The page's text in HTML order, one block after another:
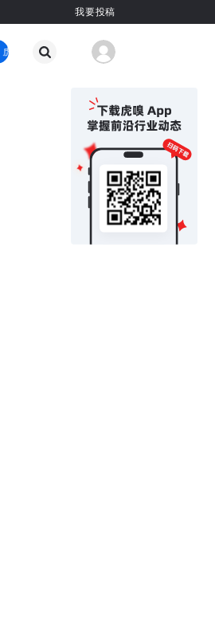
我要投稿
全新升级
扩张深陷超过50亿元债务泥潭